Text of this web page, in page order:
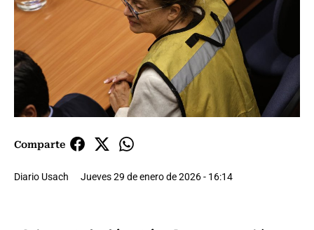
Comparte
Diario Usach Jueves 29 de enero de 2026 - 16:14